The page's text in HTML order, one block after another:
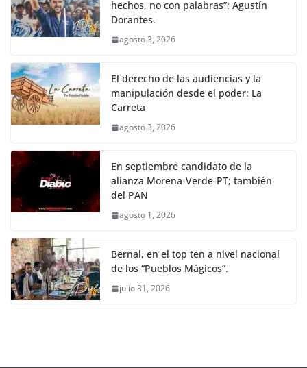
hechos, no con palabras”: Agustín
Dorantes.
agosto 3, 2026
El derecho de las audiencias y la
manipulación desde el poder: La
Carreta
agosto 3, 2026
En septiembre candidato de la
alianza Morena-Verde-PT; también
del PAN
agosto 1, 2026
Bernal, en el top ten a nivel nacional
de los “Pueblos Mágicos”.
julio 31, 2026